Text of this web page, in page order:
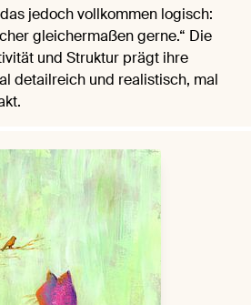
jedoch vollkommen logisch:
gleichermaßen gerne.“ Die
und Struktur prägt ihre
detailreich und realistisch, mal